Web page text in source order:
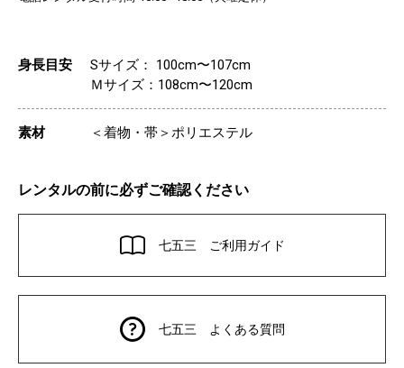
身長目安
Sサイズ： 100cm〜107cm
Ｍサイズ：108cm〜120cm
素材 ＜着物・帯＞ポリエステル
レンタルの前に必ずご確認ください
七五三 ご利用ガイド
七五三 よくある質問